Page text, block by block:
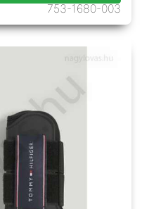
753-1680-003